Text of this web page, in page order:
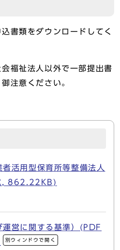
書類をダウンロードしてく
福祉法人以外で一部提出書
注意ください。
活用型保育所等整備法人
, 862.22KB)
運営に関する基準）(PDF
別ウィンドウで開く